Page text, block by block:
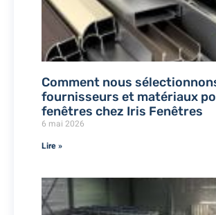
Comment nous
fournisseurs et matériaux
fenêtres chez Iris Fenêtres
6 mai 2026
Lire »